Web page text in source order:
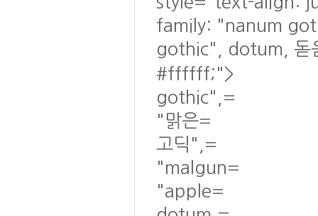
family: "nanum
gothic", dotum, 돋
#ffffff;">
gothic",=
"맑은=
고딕",=
"malgun=
"apple=